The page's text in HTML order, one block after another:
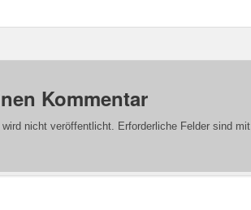
Kommentar
nicht veröffentlicht. Erforderliche Felder sind mit